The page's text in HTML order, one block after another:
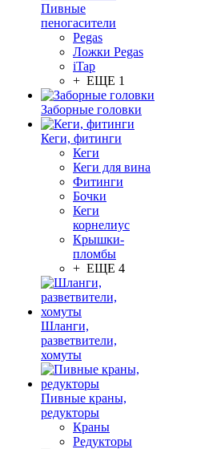
Пивные
пеногасители
Pegas
Ложки Pegas
iTap
+ ЕЩЕ 1
Заборные головки
Кеги, фитинги
Кеги
Кеги для вина
Фитинги
Бочки
Кеги
корнелиус
Крышки-
пломбы
+ ЕЩЕ 4
Шланги,
разветвители,
хомуты
Пивные краны,
редукторы
Краны
Редукторы